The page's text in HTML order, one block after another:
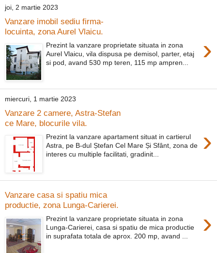
joi, 2 martie 2023
Vanzare imobil sediu firma-
locuinta, zona Aurel Vlaicu.
›
Prezint la vanzare proprietate situata in zona
Aurel Vlaicu, vila dispusa pe demisol, parter, etaj
si pod, avand 530 mp teren, 115 mp ampren...
miercuri, 1 martie 2023
Vanzare 2 camere, Astra-Stefan
ce Mare, blocurile vila.
›
Prezint la vanzare apartament situat in cartierul
Astra, pe B-dul Ștefan Cel Mare Și Sfânt, zona de
interes cu multiple facilitati, gradinit...
Vanzare casa si spatiu mica
productie, zona Lunga-Carierei.
›
Prezint la vanzare proprietate situata in zona
Lunga-Carierei, casa si spatiu de mica productie
in suprafata totala de aprox. 200 mp, avand ...